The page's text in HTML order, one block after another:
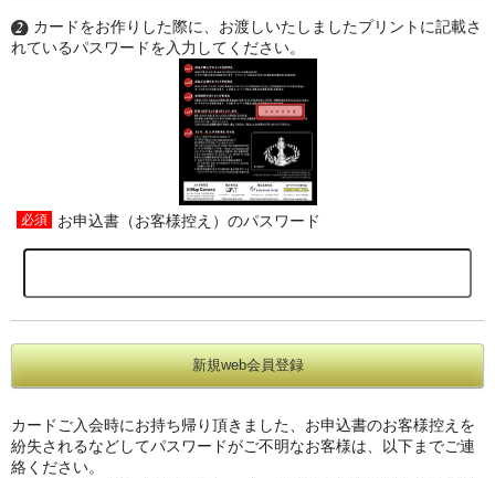
カードをお作りした際に、お渡しいたしましたプリントに記載さ
れているパスワードを入力してください。
お申込書（お客様控え）のパスワード
カードご入会時にお持ち帰り頂きました、お申込書のお客様控えを
紛失されるなどしてパスワードがご不明なお客様は、以下までご連
絡ください。